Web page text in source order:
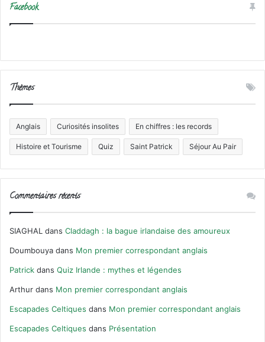
Facebook
Thèmes
Anglais Curiosités insolites En chiffres : les records
Histoire et Tourisme Quiz Saint Patrick Séjour Au Pair
Commentaires récents
SIAGHAL dans Claddagh : la bague irlandaise des amoureux
Doumbouya dans Mon premier correspondant anglais
Patrick dans Quiz Irlande : mythes et légendes
Arthur dans Mon premier correspondant anglais
Escapades Celtiques dans Mon premier correspondant anglais
Escapades Celtiques dans Présentation